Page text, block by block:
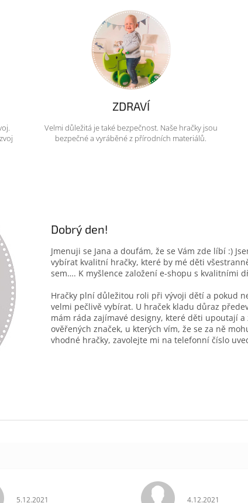
ZDRAVÍ
Velmi důležitá je také bezpečnost. Naše hračky jsou
bezpečné a vyráběné z přírodních materiálů.
Dobrý den!
Jmenuji se Jana a doufám, že se Vám zde líbí :)
vybírat kvalitní hračky, které by mé děti
sem…. K myšlence založení e-shopu s kvalitními
Hračky plní důležitou roli při vývoji dětí a pokud
velmi pečlivě vybírat. U hraček kladu důraz
mám ráda zajímavé designy, které děti upoutají
ověřených značek, u kterých vím, že se za ně
vhodné hračky, zavolejte mi na telefonní číslo
Hodnocení obchodu je 5 z 5 hvězdiček.
5.12.2021 Hodnocení
4.12.2021